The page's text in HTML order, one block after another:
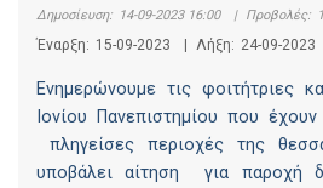
Δημοσίευση: 14-09-2023 16:00 | Προβολές:
Έναρξη: 15-09-2023 | Λήξη: 24-09-2023
Ενημερώνουμε τις φοιτήτριες
Ιονίου Πανεπιστημίου που
πληγείσες περιοχές της
υποβάλει αίτηση για παροχή